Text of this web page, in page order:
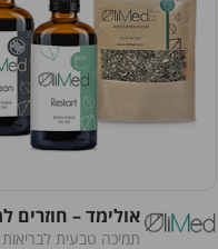
אולימד – חוזרים
תמיכה טבעית לבריאות